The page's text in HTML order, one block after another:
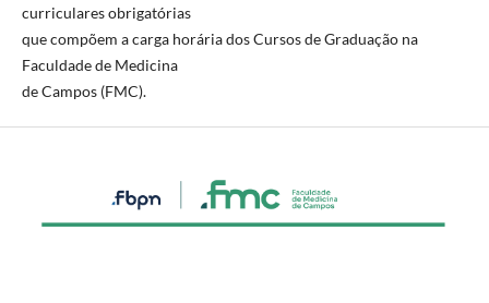
curriculares obrigatórias
que compõem a carga horária dos Cursos de Graduação na
Faculdade de Medicina
de Campos (FMC).